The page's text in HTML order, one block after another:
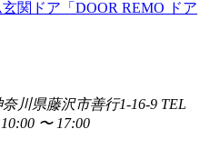
川県藤沢市善行1-16-9 TEL
〜 17:00